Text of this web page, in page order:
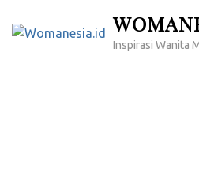
Inspirasi Wanita